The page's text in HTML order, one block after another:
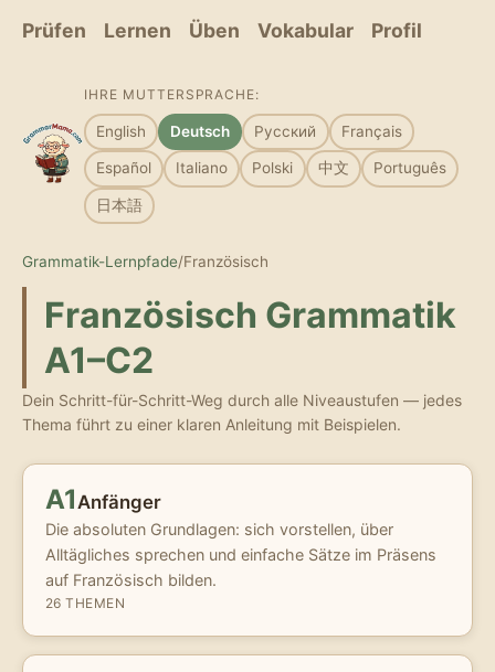
Prüfen Lernen Üben Vokabular Profil
IHRE MUTTERSPRACHE:
English Deutsch Русский Français
Español Italiano Polski 中文 Português
日本語
Grammatik-Lernpfade/Französisch
Französisch Grammatik
A1–C2
Dein Schritt-für-Schritt-Weg durch alle Niveaustufen — jedes
Thema führt zu einer klaren Anleitung mit Beispielen.
A1 Anfänger
Die absoluten Grundlagen: sich vorstellen, über
Alltägliches sprechen und einfache Sätze im Präsens
auf Französisch bilden.
26 THEMEN